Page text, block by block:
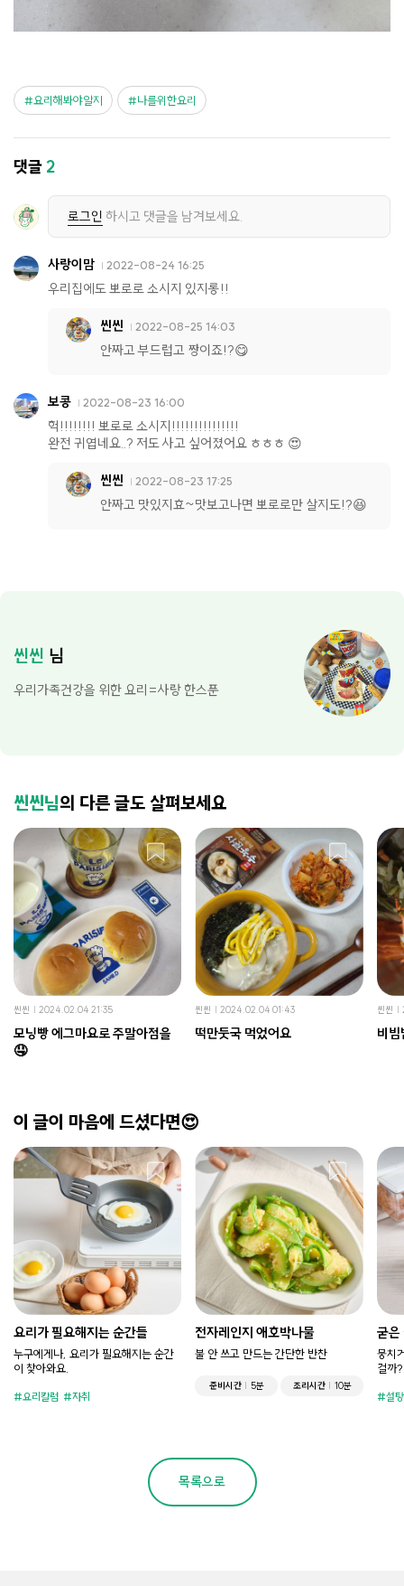
요리해봐야알지 나를위한요리
댓글2
로그인 하시고 댓글을 남겨보세요.
사랑이맘 2022-08-24 16:25
우리집에도 뽀로로 소시지 있지롱!!
씬씬 2022-08-25 14:03
안짜고 부드럽고 짱이죠!?😋
보콩 2022-08-23 16:00
헉!!!!!!!! 뽀로로 소시지!!!!!!!!!!!!!!!
완전 귀엽네요..? 저도 사고 싶어졌어요 ㅎㅎㅎ 😍
씬씬 2022-08-23 17:25
안짜고 맛있지효~맛보고나면 뽀로로만 살지도!?😆
씬씬 님
우리가족건강을 위한 요리=사랑 한스푼
씬씬님의 다른 글도 살펴보세요
씬씬 2024.02.04 21:35
모닝빵 에그마요로 주말아점을
🤤
씬씬 2024.02.04 01:43
떡만둣국 먹었어요
씬씬
비
이 글이 마음에 드셨다면😍
요리가 필요해지는 순간들
누구에게나, 요리가 필요해지는 순간
이 찾아와요.
요리칼럼 자취
전자레인지 애호박나물
불 안 쓰고 만드는 간단한 반찬
준비시간 5분 조리시간 10분
굳은
뭉치
걸까?
설탕
목록으로